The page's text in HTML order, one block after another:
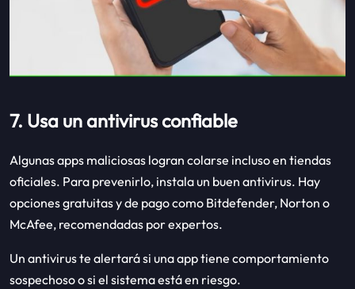
7. Usa un antivirus confiable
Algunas apps maliciosas logran colarse incluso en tiendas
oficiales. Para prevenirlo, instala un buen antivirus. Hay
opciones gratuitas y de pago como Bitdefender, Norton o
McAfee, recomendadas por expertos.
Un antivirus te alertará si una app tiene comportamiento
sospechoso o si el sistema está en riesgo.